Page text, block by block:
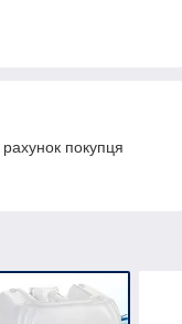
покупця